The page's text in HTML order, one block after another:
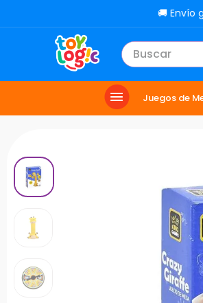
🚚 Envío
Buscar
Juegos de
TÉRMINOS MÁS
lol
carro control remoto